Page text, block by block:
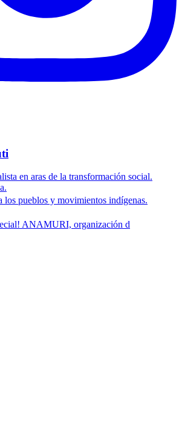
en aras de la transformación social.
los pueblos y movimientos indígenas.
ANAMURI, organización d